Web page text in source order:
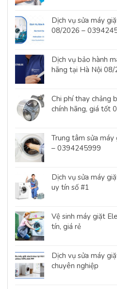
Dịch vụ sửa máy
08/2026 –
Dịch vụ bảo hành
hãng tại Hà Nội 08/
Chi phí thay chảng
chính hãng, giá tốt
Trung tâm sửa
– 0394245999
Dịch vụ sửa máy
uy tín số #1
Vệ sinh máy giặt
tín, giá rẻ
Dịch vụ sửa máy
chuyên nghiệp